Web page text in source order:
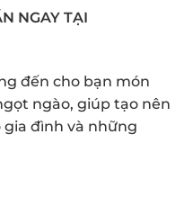
NGAY TẠI
đến cho bạn món
ngào, giúp tạo nên
đình và những